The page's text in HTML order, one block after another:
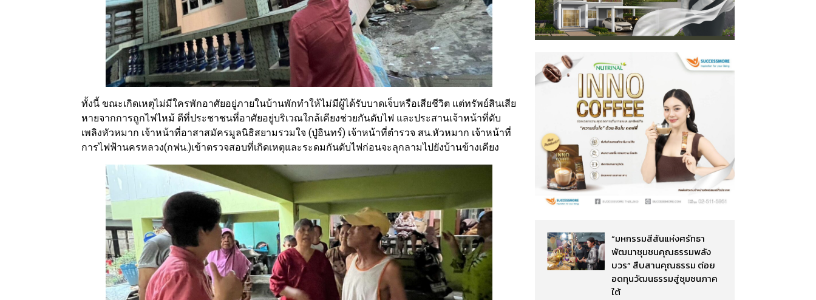
ทั้งนี้ ขณะเกิดเหตุไม่มีใครพักอาศัยอยู่ภายในบ้านพักทำให้ไม่มีผู้ได้รับบาดเจ็บหรือเสียชีวิต แต่ทรัพย์สินเสีย
หายจากการถูกไฟไหม้ ดีที่ประชาชนที่อาศัยอยู่บริเวณใกล้เคียงช่วยกันดับไฟ และประสานเจ้าหน้าที่ดับ
เพลิงหัวหมาก เจ้าหน้าที่อาสาสมัครมูลนิธิสยามรวมใจ (ปู่อินทร์) เจ้าหน้าที่ตำรวจ สน.หัวหมาก เจ้าหน้าที่
การไฟฟ้านครหลวง(กฟน.)เข้าตรวจสอบที่เกิดเหตุและระดมกันดับไฟก่อนจะลุกลามไปยังบ้านข้างเคียง
“มหกรรมสีสันแห่งศรัทธา
พัฒนาชุมชนคุณธรรมพลัง
บวร” สืบสานคุณธรรม ต่อย
อดทุนวัฒนธรรมสู่ชุมชนภาค
ใต้